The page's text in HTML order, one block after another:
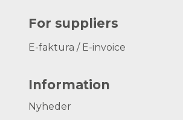
For suppliers
E-faktura / E-invoice
Information
Nyheder